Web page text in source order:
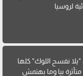
لروسيا
ياسمين يسري: "يلا نفسح اللوك" كلها
متأثرة بيا وما بهتمش